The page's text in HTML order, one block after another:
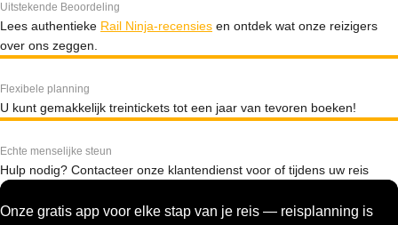
Uitstekende Beoordeling
Lees authentieke Rail Ninja-recensies en ontdek wat onze reizigers
over ons zeggen.
Flexibele planning
U kunt gemakkelijk treintickets tot een jaar van tevoren boeken!
Echte menselijke steun
Hulp nodig? Contacteer onze klantendienst voor of tijdens uw reis
Onze gratis app voor elke stap van je reis — reisplanning is